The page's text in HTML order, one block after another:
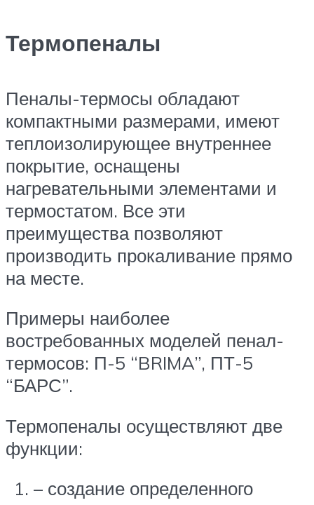
Термопеналы
Пеналы-термосы обладают
компактными размерами, имеют
теплоизолирующее внутреннее
покрытие, оснащены
нагревательными элементами и
термостатом. Все эти
преимущества позволяют
производить прокаливание прямо
на месте.
Примеры наиболее
востребованных моделей пенал-
термосов: П-5 “BRIMA”, ПТ-5
“БАРС”.
Термопеналы осуществляют две
функции:
– создание определенного